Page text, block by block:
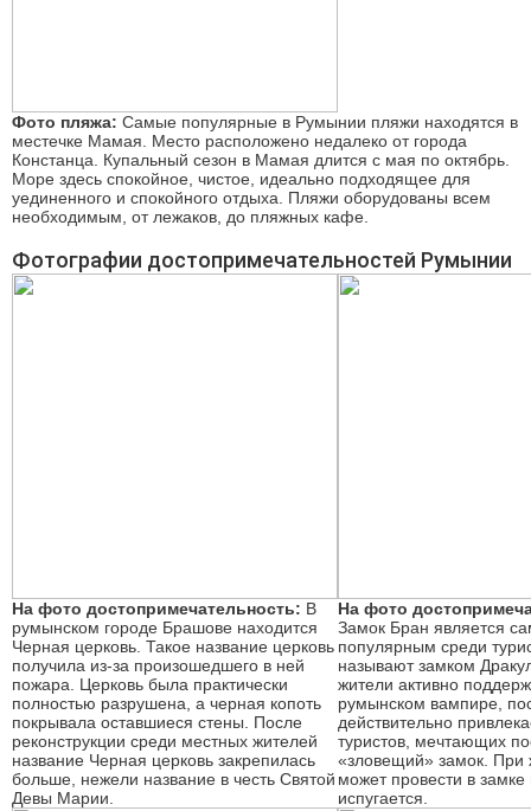
Фото пляжа: Самые популярные в Румынии пляжи находятся в
местечке Мамая. Место расположено недалеко от города
Констанца. Купальный сезон в Мамая длится с мая по октябрь.
Море здесь спокойное, чистое, идеально подходящее для
уединенного и спокойного отдыха. Пляжи оборудованы всем
необходимым, от лежаков, до пляжных кафе.
Фотографии достопримечательностей Румынии
На фото достопримечательность: В
румынском городе Брашове находится
Черная церковь. Такое название церковь
получила из-за произошедшего в ней
пожара. Церковь была практически
полностью разрушена, а черная копоть
покрывала оставшиеся стены. После
реконструкции среди местных жителей
название Черная церковь закрепилась
больше, нежели название в честь Святой
Девы Марии.
На фото
Замок Бран является
популярным среди
называют замком
жители активно
румынском вампире,
действительно
туристов, мечтающих
«зловещий» замок. При
может провести в
испугается.